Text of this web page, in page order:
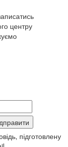
центру
підготовлену